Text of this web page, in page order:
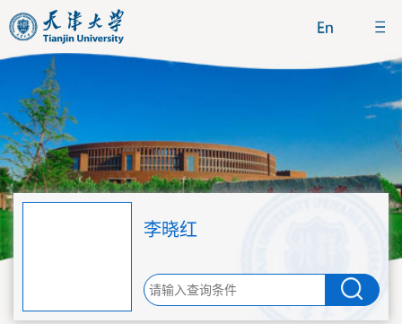
李晓红